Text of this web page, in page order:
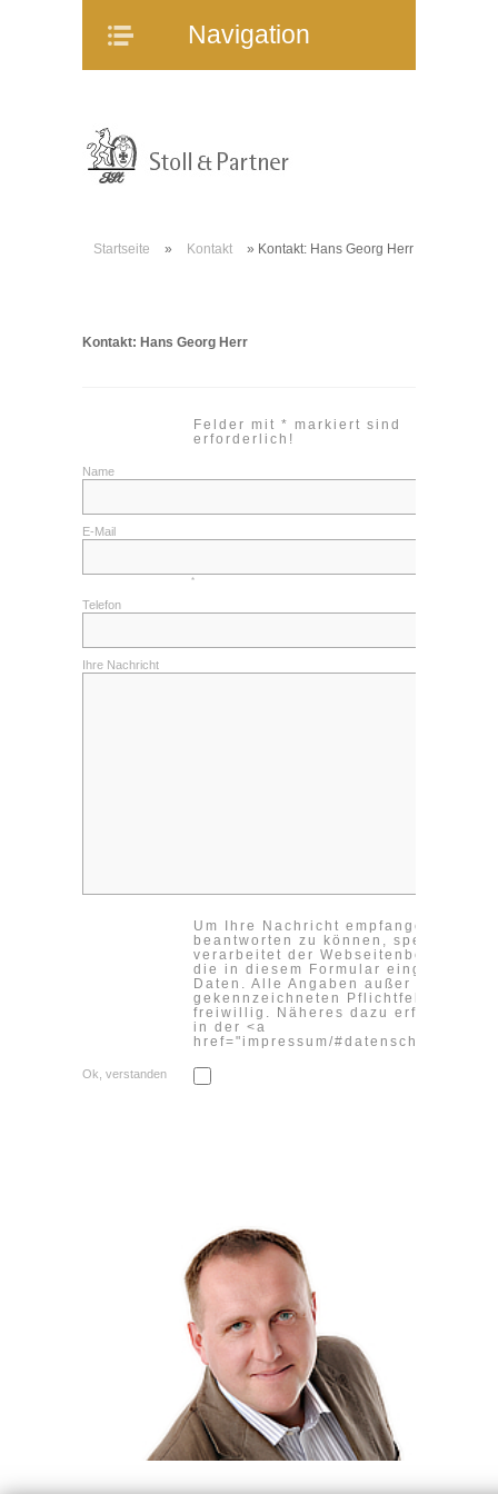
Navigation
Navigation
Mitarbeiter
Stellenangebote
Impressum
Datenschutzerklärung
Cookieeinstellungen ändern
Startseite » Kontakt » Kontakt: Hans Georg Herr
Kontakt: Hans Georg Herr
Felder mit * markiert sind
erforderlich!
Name
E-Mail
*
Telefon
Ihre Nachricht
Um Ihre Nachricht empfangen und
beantworten zu können, speichert
verarbeitet der Webseitenbetreiber
die in diesem Formular
Daten. Alle Angaben außer in den
gekennzeichneten Pflichtfeldern sind
freiwillig. Näheres dazu erfahren Sie
in der <a
href="impressum/
Ok, verstanden